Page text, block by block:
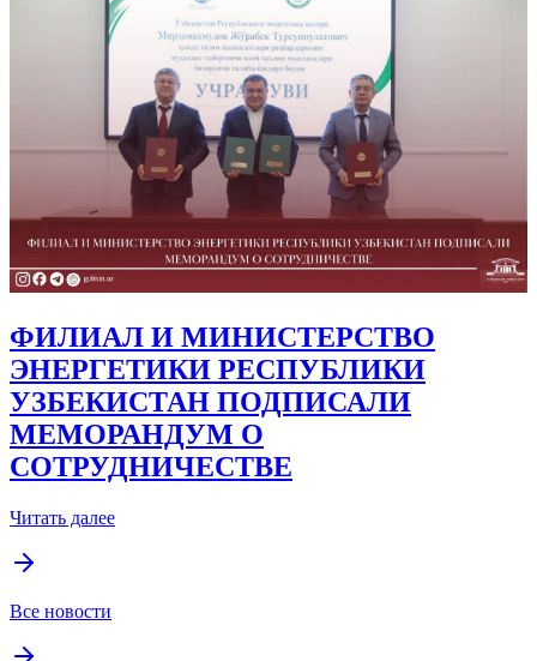
ФИЛИАЛ И МИНИСТЕРСТВО
ЭНЕРГЕТИКИ РЕСПУБЛИКИ
УЗБЕКИСТАН ПОДПИСАЛИ
МЕМОРАНДУМ О
СОТРУДНИЧЕСТВЕ
Читать далее
Все новости